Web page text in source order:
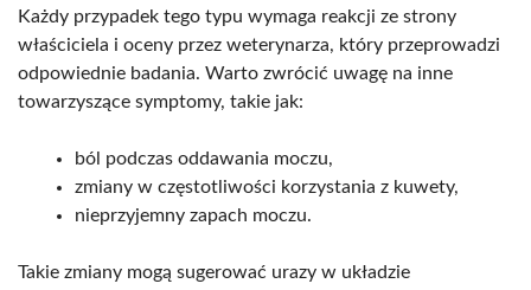
Każdy przypadek tego typu wymaga reakcji ze strony
właściciela i oceny przez weterynarza, który przeprowadzi
odpowiednie badania. Warto zwrócić uwagę na inne
towarzyszące symptomy, takie jak:
ból podczas oddawania moczu,
zmiany w częstotliwości korzystania z kuwety,
nieprzyjemny zapach moczu.
Takie zmiany mogą sugerować urazy w układzie